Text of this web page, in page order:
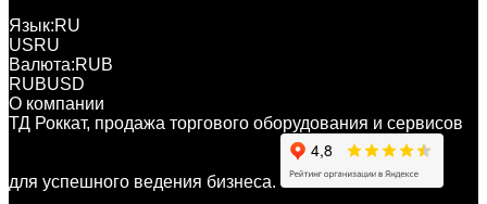
Язык:RU
USRU
Валюта:RUB
RUBUSD
О компании
ТД Роккат, продажа торгового оборудования и сервисов
для успешного ведения бизнеса.